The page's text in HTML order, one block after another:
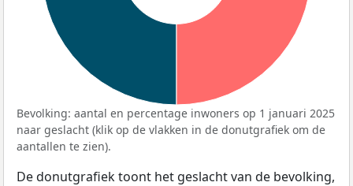
Bevolking: aantal en percentage inwoners op 1 januari 2025
naar geslacht (klik op de vlakken in de donutgrafiek om de
aantallen te zien).
De donutgrafiek toont het geslacht van de bevolking,